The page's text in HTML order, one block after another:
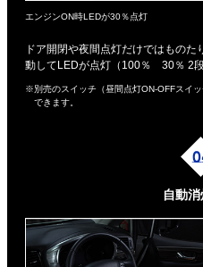
エンジンON時LEDが30％点灯
ドア開閉や夜間点灯だけではもの
動してLEDが点灯（100％ 30％ 2段
※別売のスイッチ（昼間点灯ON-OFFスイ
できます。
自動